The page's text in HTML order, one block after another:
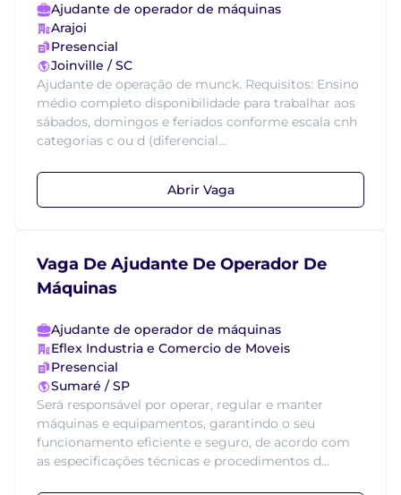
Ajudante de operador de máquinas
Arajoi
Presencial
Joinville / SC
Ajudante de operação de munck. Requisitos: Ensino
médio completo disponibilidade para trabalhar aos
sábados, domingos e feriados conforme escala cnh
categorias c ou d (diferencial...
Abrir Vaga
Vaga De Ajudante De Operador De
Máquinas
Ajudante de operador de máquinas
Eflex Industria e Comercio de Moveis
Presencial
Sumaré / SP
Será responsável por operar, regular e manter
máquinas e equipamentos, garantindo o seu
funcionamento eficiente e seguro, de acordo com
as especificações técnicas e procedimentos d...